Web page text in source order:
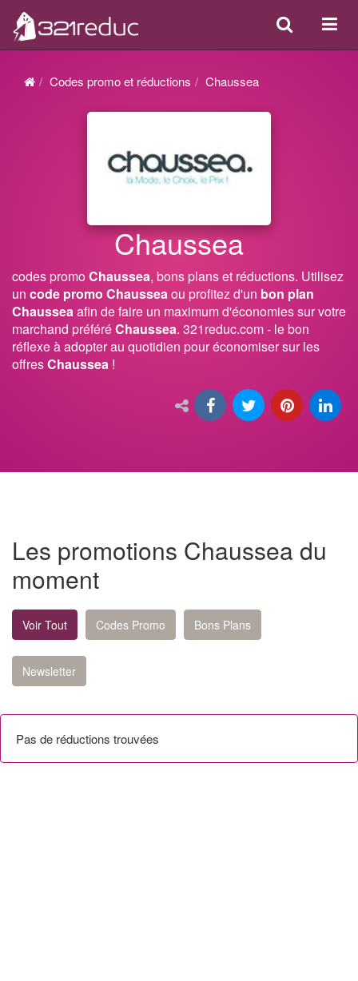
ou
Search
Codes promo et réductions Chaussea
Chaussea
codes promoChaussea, bons plans et réductions. Utilisez
un code promo Chausseaou profitez d'un bon plan
Chausseaafin de faire un maximum d'économies sur votre
marchand préféréChaussea. 321reduc.com - le bon
réflexe à adopter au quotidien pour économiser sur les
offresChaussea !
Les promotions Chaussea du
moment
Voir Tout Codes Promo Bons Plans
Newsletter
Pas de réductions trouvées